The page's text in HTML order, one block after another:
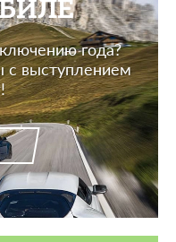
года?
с выступлением